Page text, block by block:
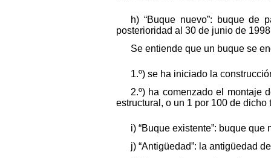
h) “Buque nuevo”: buque de
posterioridad al 30 de junio de
Se entiende que un buque se
1.º) se ha iniciado la
2.º) ha comenzado el montaje
estructural, o un 1 por 100 de
i) “Buque existente”: buque
j) “Antigüedad”: la antigüedad